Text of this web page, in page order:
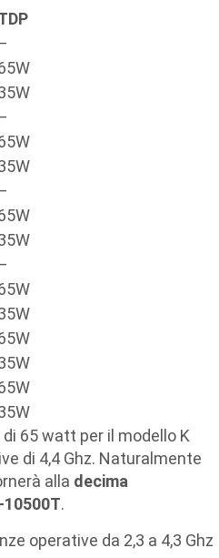
65 watt per il modello K
di 4,4 Ghz. Naturalmente
alla decima
10500T.
operative da 2,3 a 4,3 Ghz